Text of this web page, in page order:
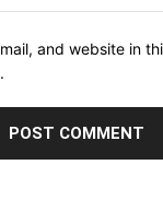
and website in